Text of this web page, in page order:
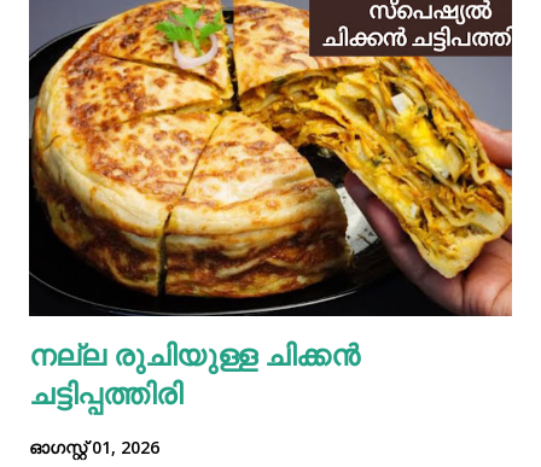
നല്ല രുചിയുള്ള ചിക്കൻ
ചട്ടിപ്പത്തിരി
ഓഗസ്റ്റ് 01, 2026